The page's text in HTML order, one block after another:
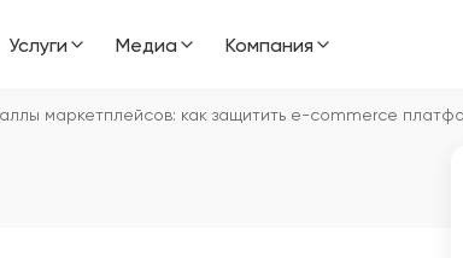
Услуги Медиа Компания
маркетплейсов: как защитить e-commerce